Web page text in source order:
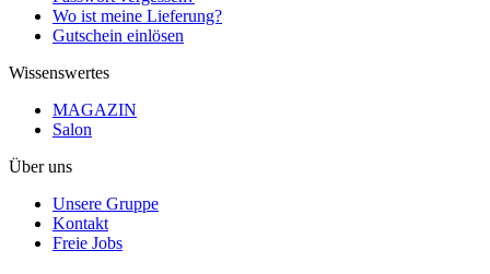
Wo ist meine Lieferung?
Gutschein einlösen
Wissenswertes
MAGAZIN
Salon
Über uns
Unsere Gruppe
Kontakt
Freie Jobs